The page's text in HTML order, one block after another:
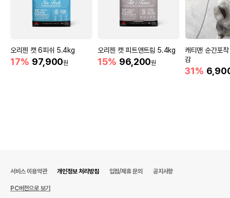
오리젠 캣 6피쉬 5.4kg
17% 97,900원
오리젠 캣 피트앤트림 5.4kg
15% 96,200원
캐티맨 순간포
감
31%
서비스 이용약관 개인정보 처리방침 입점/제휴 문의 공지사항
PC버전으로 보기